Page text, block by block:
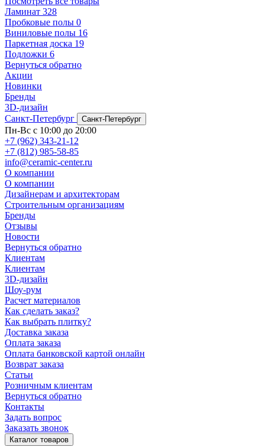
Ламинат 328
Пробковые полы 0
Виниловые полы 16
Паркетная доска 19
Подложки 6
Вернуться обратно
Акции
Новинки
Бренды
3D-дизайн
Санкт-Петербург
Санкт-Петербург
Пн-Вс с 10:00 до 20:00
+7 (962) 343-21-12
+7 (812) 985-58-85
info@ceramic-center.ru
О компании
О компании
Дизайнерам и архитекторам
Строительным организациям
Бренды
Отзывы
Новости
Вернуться обратно
Клиентам
Клиентам
3D-дизайн
Шоу-рум
Расчет материалов
Как сделать заказ?
Как выбрать плитку?
Доставка заказа
Оплата заказа
Оплата банковской картой онлайн
Возврат заказа
Статьи
Розничным клиентам
Вернуться обратно
Контакты
Задать вопрос
Заказать звонок
Каталог товаров